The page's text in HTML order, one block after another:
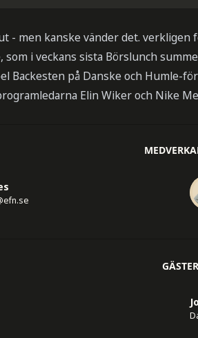
- men kanske vänder det. verkligen
som i veckans sista Börslunch
Backesten på Danske och Humle-
Elin Wiker och Nike
GÄSTER